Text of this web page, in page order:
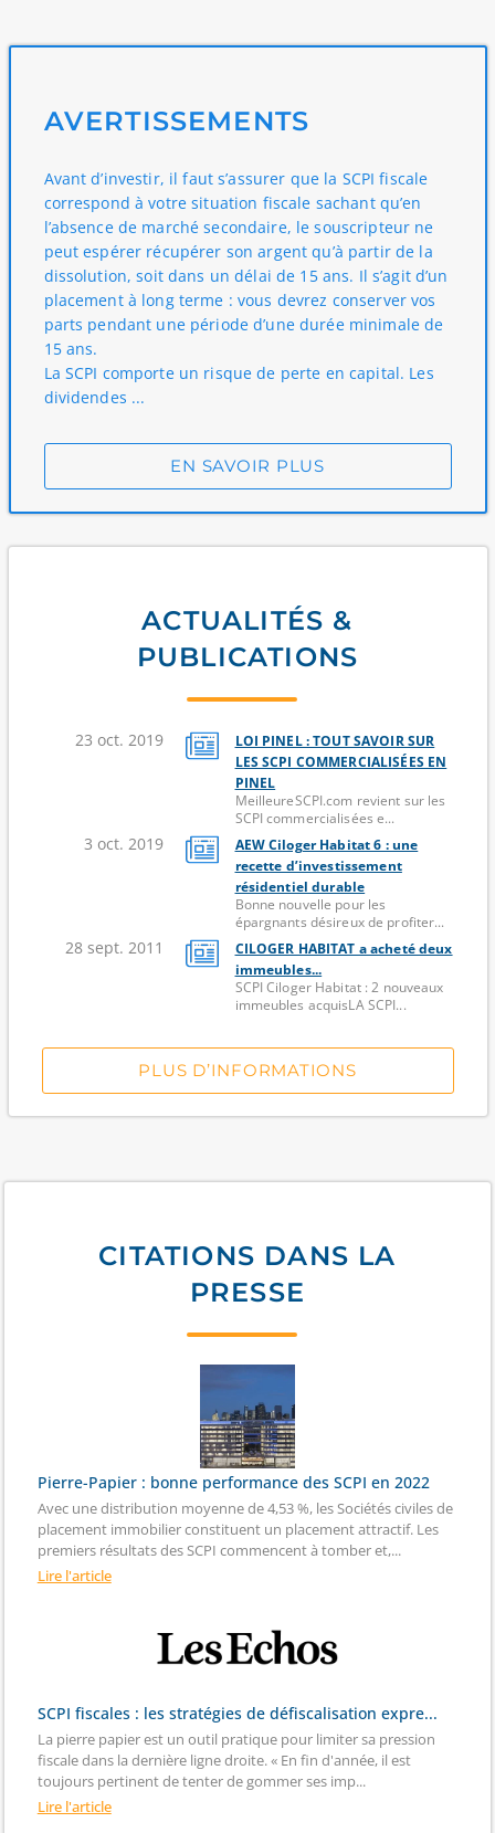
AVERTISSEMENTS
Avant d’investir, il faut s’assurer que la SCPI fiscale
correspond à votre situation fiscale sachant qu’en
l’absence de marché secondaire, le souscripteur ne
peut espérer récupérer son argent qu’à partir de la
dissolution, soit dans un délai de 15 ans. Il s’agit d’un
placement à long terme : vous devrez conserver vos
parts pendant une période d’une durée minimale de
15 ans.
La SCPI comporte un risque de perte en capital. Les
dividendes ...
EN SAVOIR PLUS
ACTUALITÉS &
PUBLICATIONS
23 oct. 2019
LOI PINEL : TOUT SAVOIR SUR
LES SCPI COMMERCIALISÉES EN
PINEL
MeilleureSCPI.com revient sur les
SCPI commercialisées e...
3 oct. 2019
AEW Ciloger Habitat 6 : une
recette d’investissement
résidentiel durable
Bonne nouvelle pour les
épargnants désireux de profiter...
28 sept. 2011
CILOGER HABITAT a acheté deux
immeubles...
SCPI Ciloger Habitat : 2 nouveaux
immeubles acquisLA SCPI...
PLUS D’INFORMATIONS
CITATIONS DANS LA
PRESSE
Pierre-Papier : bonne performance des SCPI en 2022
Avec une distribution moyenne de 4,53 %, les Sociétés civiles de
placement immobilier constituent un placement attractif. Les
premiers résultats des SCPI commencent à tomber et,...
Lire l'article
SCPI fiscales : les stratégies de défiscalisation expre...
La pierre papier est un outil pratique pour limiter sa pression
fiscale dans la dernière ligne droite. « En fin d'année, il est
toujours pertinent de tenter de gommer ses imp...
Lire l'article